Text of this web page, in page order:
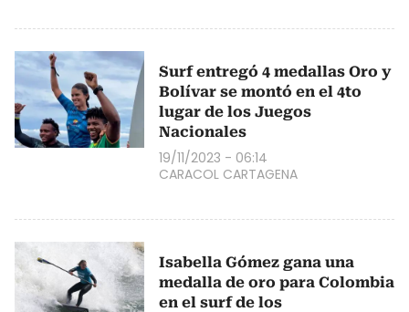
Surf entregó 4 medallas Oro y
Bolívar se montó en el 4to
lugar de los Juegos
Nacionales
19/11/2023 - 06:14
CARACOL CARTAGENA
Isabella Gómez gana una
medalla de oro para Colombia
en el surf de los